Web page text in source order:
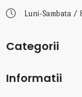
Luni-Sambata /
Categorii
Informatii